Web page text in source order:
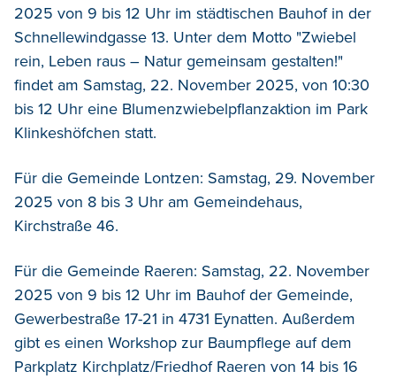
2025 von 9 bis 12 Uhr im städtischen Bauhof in der
Schnellewindgasse 13. Unter dem Motto "Zwiebel
rein, Leben raus – Natur gemeinsam gestalten!"
findet am Samstag, 22. November 2025, von 10:30
bis 12 Uhr eine Blumenzwiebelpflanzaktion im Park
Klinkeshöfchen statt.
Für die Gemeinde Lontzen: Samstag, 29. November
2025 von 8 bis 3 Uhr am Gemeindehaus,
Kirchstraße 46.
Für die Gemeinde Raeren: Samstag, 22. November
2025 von 9 bis 12 Uhr im Bauhof der Gemeinde,
Gewerbestraße 17-21 in 4731 Eynatten. Außerdem
gibt es einen Workshop zur Baumpflege auf dem
Parkplatz Kirchplatz/Friedhof Raeren von 14 bis 16